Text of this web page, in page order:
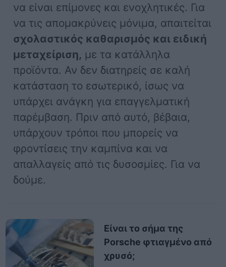
να είναι επίμονες και ενοχλητικές. Για
να τις απομακρύνεις μόνιμα, απαιτείται
σχολαστικός καθαρισμός και ειδική
μεταχείριση, με τα κατάλληλα
προϊόντα. Αν δεν διατηρείς σε καλή
κατάσταση το εσωτερικό, ίσως να
υπάρχει ανάγκη για επαγγελματική
παρέμβαση. Πριν από αυτό, βέβαια,
υπάρχουν τρόποι που μπορείς να
φροντίσεις την καμπίνα και να
απαλλαγείς από τις δυσοσμίες. Για να
δούμε.
Είναι το σήμα της
Porsche φτιαγμένο από
χρυσό;